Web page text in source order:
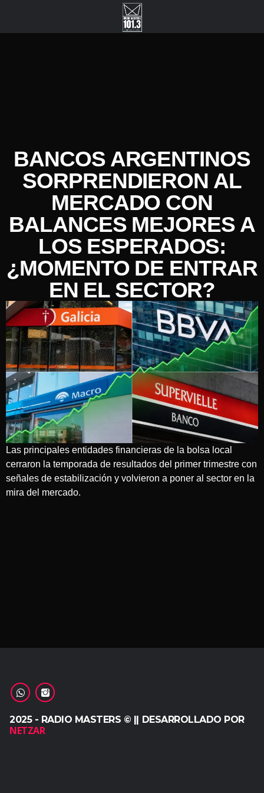
BANCOS ARGENTINOS
SORPRENDIERON AL
MERCADO CON
BALANCES MEJORES A
LOS ESPERADOS:
¿MOMENTO DE ENTRAR
EN EL SECTOR?
Las principales entidades financieras de la bolsa local
cerraron la temporada de resultados del primer trimestre con
señales de estabilización y volvieron a poner al sector en la
mira del mercado.
2025 - RADIO MASTERS © || DESARROLLADO POR
NETZAR